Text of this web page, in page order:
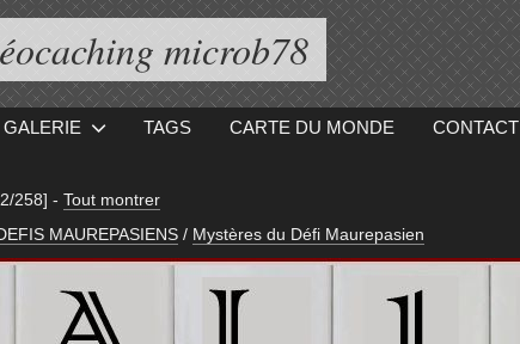
microb78
GALERIE TAGS CARTE DU MONDE CONTACT
258] - Tout montrer
MAUREPASIENS / Mystères du Défi Maurepasien